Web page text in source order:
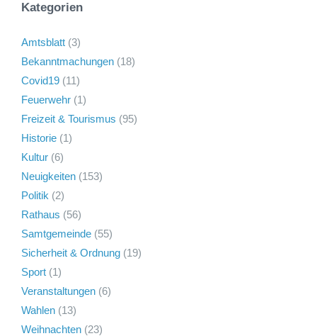
Kategorien
Amtsblatt (3)
Bekanntmachungen (18)
Covid19 (11)
Feuerwehr (1)
Freizeit & Tourismus (95)
Historie (1)
Kultur (6)
Neuigkeiten (153)
Politik (2)
Rathaus (56)
Samtgemeinde (55)
Sicherheit & Ordnung (19)
Sport (1)
Veranstaltungen (6)
Wahlen (13)
Weihnachten (23)